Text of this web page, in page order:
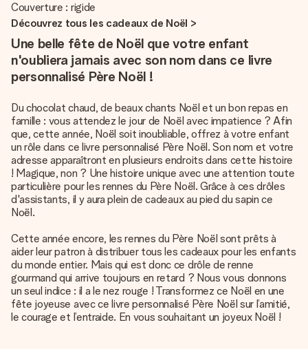
Couverture : rigide
Découvrez tous les cadeaux de Noël >
Une belle fête de Noël que votre enfant
n'oubliera jamais avec son nom dans ce livre
personnalisé Père Noël !
Du chocolat chaud, de beaux chants Noël et un bon repas en
famille : vous attendez le jour de Noël avec impatience ? Afin
que, cette année, Noël soit inoubliable, offrez à votre enfant
un rôle dans ce livre personnalisé Père Noël. Son nom et votre
adresse apparaîtront en plusieurs endroits dans cette histoire
! Magique, non ? Une histoire unique avec une attention toute
particulière pour les rennes du Père Noël. Grâce à ces drôles
d'assistants, il y aura plein de cadeaux au pied du sapin ce
Noël.
Cette année encore, les rennes du Père Noël sont prêts à
aider leur patron à distribuer tous les cadeaux pour les enfants
du monde entier. Mais qui est donc ce drôle de renne
gourmand qui arrive toujours en retard ? Nous vous donnons
un seul indice : il a le nez rouge ! Transformez ce Noël en une
fête joyeuse avec ce livre personnalisé Père Noël sur l’amitié,
le courage et l’entraide. En vous souhaitant un joyeux Noël !